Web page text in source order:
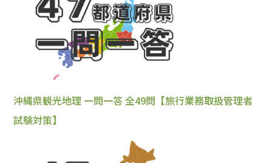
沖縄県観光地理 一問一答 全49問【旅行業務取扱管理者
試験対策】